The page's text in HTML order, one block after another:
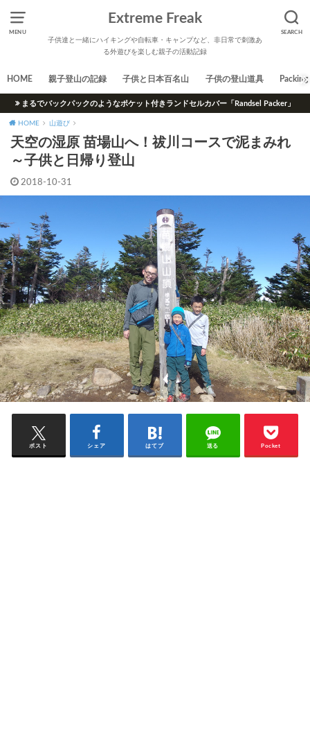
MENU SEARCH
Extreme Freak
子供達と一緒にハイキングや自転車・キャンプなど、非日常で刺激あ
る外遊びを楽しむ親子の活動記録
HOME 親子登山の記録 子供と日本百名山 子供の登山道具 Packing
まるでバックパックのようなポケット付きランドセルカバー「Randsel Packer」
HOME 山遊び
天空の湿原 苗場山へ！祓川コースで泥まみれ
～子供と日帰り登山
2018-10-31
ポスト シェア はてブ 送る Pocket